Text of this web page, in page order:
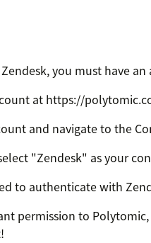
you must have
at https://
and navigate to the
"Zendesk" as your
to authenticate with
permission to